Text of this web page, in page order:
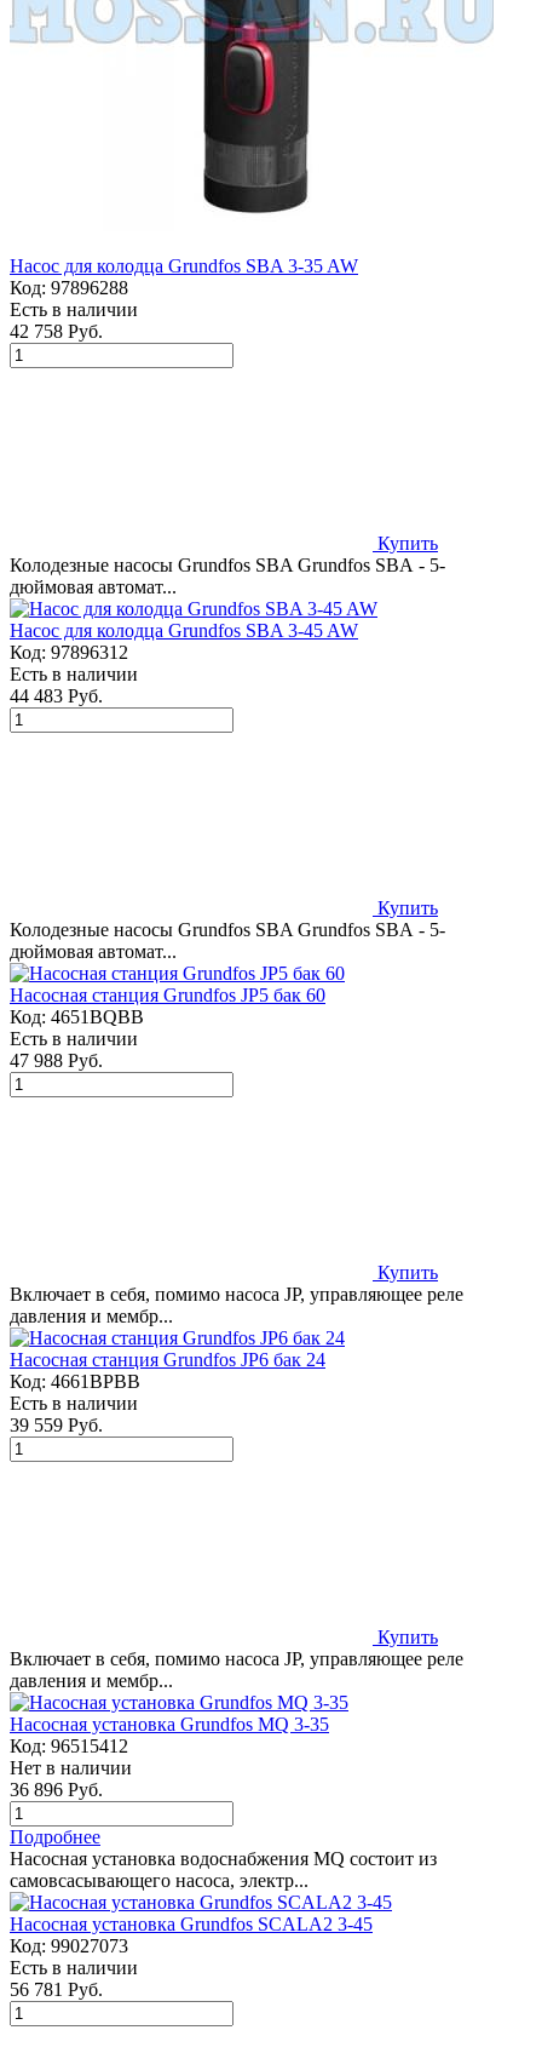
Насос для колодца Grundfos SBA 3-35 AW
Код: 97896288
Есть в наличии
42 758 Руб.
Купить
Колодезные насосы Grundfos SBA Grundfos SBA - 5-
дюймовая автомат...
Насос для колодца Grundfos SBA 3-45 AW
Код: 97896312
Есть в наличии
44 483 Руб.
Купить
Колодезные насосы Grundfos SBA Grundfos SBA - 5-
дюймовая автомат...
Насосная станция Grundfos JP5 бак 60
Код: 4651BQBB
Есть в наличии
47 988 Руб.
Купить
Включает в себя, помимо насоса JP, управляющее реле
давления и мембр...
Насосная станция Grundfos JP6 бак 24
Код: 4661BPBB
Есть в наличии
39 559 Руб.
Купить
Включает в себя, помимо насоса JP, управляющее реле
давления и мембр...
Насосная установка Grundfos MQ 3-35
Код: 96515412
Нет в наличии
36 896 Руб.
Подробнее
Насосная установка водоснабжения MQ состоит из
самовсасывающего насоса, электр...
Насосная установка Grundfos SCALA2 3-45
Код: 99027073
Есть в наличии
56 781 Руб.